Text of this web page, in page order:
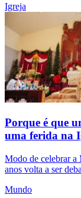
Igreja
Porque é que
uma ferida na
Modo de celebrar a
anos volta a ser
Mundo